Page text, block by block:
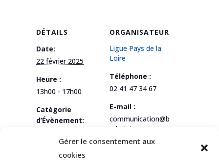
Gérer le consentement aux
cookies
DÉTAILS
Date:
22 février 2025
Heure :
13h00 - 17h00
Catégorie
d’Évènement:
ORGANISATEUR
Ligue Pays de la
Loire
Téléphone :
02 41 47 34 67
E-mail :
communication@b
adminton-
paysdelaloire.fr